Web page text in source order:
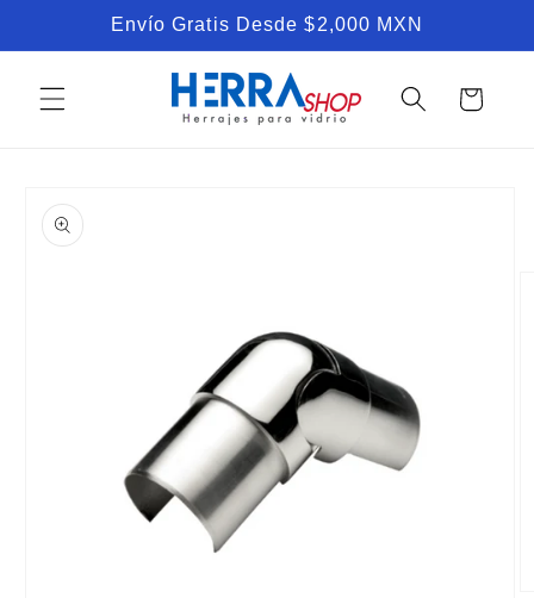
directamente
al contenido
Envío Gratis Desde $2,000 MXN
Carrito
a la
información
del producto